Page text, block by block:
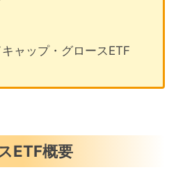
ャップ・グロースETF
ETF概要